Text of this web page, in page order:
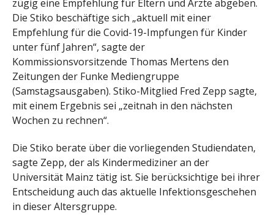
zügig eine Empfehlung für Eltern und Ärzte abgeben.
Die Stiko beschäftige sich „aktuell mit einer
Empfehlung für die Covid-19-Impfungen für Kinder
unter fünf Jahren“, sagte der
Kommissionsvorsitzende Thomas Mertens den
Zeitungen der Funke Mediengruppe
(Samstagsausgaben). Stiko-Mitglied Fred Zepp sagte,
mit einem Ergebnis sei „zeitnah in den nächsten
Wochen zu rechnen“.
Die Stiko berate über die vorliegenden Studiendaten,
sagte Zepp, der als Kindermediziner an der
Universität Mainz tätig ist. Sie berücksichtige bei ihrer
Entscheidung auch das aktuelle Infektionsgeschehen
in dieser Altersgruppe.